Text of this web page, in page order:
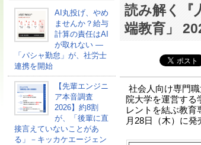
AI丸投げ、やめ
ませんか？給与
計算の責任はAI
が取れない ―
「パシャ勤怠」が、社労士
連携を開始
【先輩エンジニ
ア本音調査
2026】約8割
が、「後輩に直
接言えていないことがあ
る」－キッカケエージェン
読み解く『
端教育」
社会人向け専門
院大学を運営する
レントを結ぶ教育
月28日（木）に発